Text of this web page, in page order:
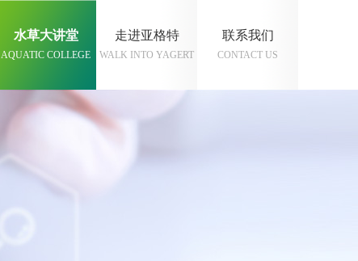
水草大讲堂
AQUATIC COLLEGE
走进亚格特
WALK INTO YAGERT
联系我们
CONTACT US